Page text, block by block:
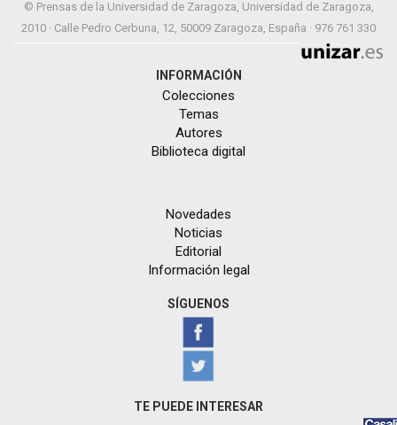
© Prensas de la Universidad de Zaragoza, Universidad de Zaragoza,
2010 · Calle Pedro Cerbuna, 12, 50009 Zaragoza, España · 976 761 330
INFORMACIÓN
Colecciones
Temas
Autores
Biblioteca digital
Novedades
Noticias
Editorial
Información legal
SÍGUENOS
TE PUEDE INTERESAR